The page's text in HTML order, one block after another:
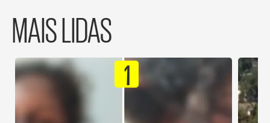
MAIS LIDAS
1